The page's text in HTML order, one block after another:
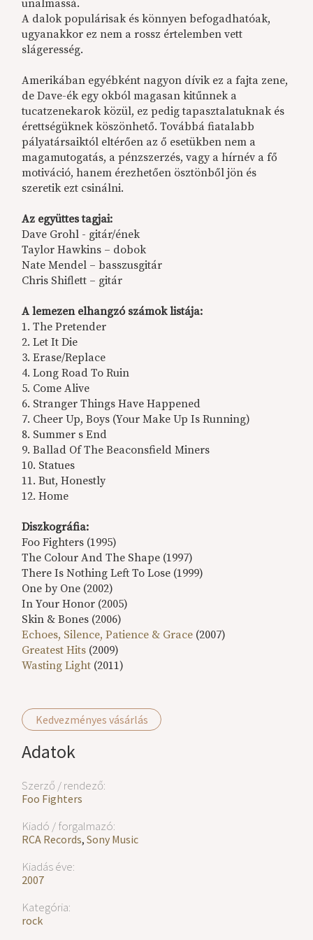
Kedvezményes vásárlás
Adatok
Szerző / rendező:
Foo Fighters
Kiadó / forgalmazó:
RCA Records,Sony Music
Kiadás éve:
2007
Kategória:
rock
unalmassá.
A dalok populárisak és könnyen befogadhatóak,
ugyanakkor ez nem a rossz értelemben vett
slágeresség.
Amerikában egyébként nagyon dívik ez a fajta zene,
de Dave-ék egy okból magasan kitűnnek a
tucatzenekarok közül, ez pedig tapasztalatuknak és
érettségüknek köszönhető. Továbbá fiatalabb
pályatársaiktól eltérően az ő esetükben nem a
magamutogatás, a pénzszerzés, vagy a hírnév a fő
motiváció, hanem érezhetően ösztönből jön és
szeretik ezt csinálni.
Az együttes tagjai:
Dave Grohl - gitár/ének
Taylor Hawkins – dobok
Nate Mendel – basszusgitár
Chris Shiflett – gitár
A lemezen elhangzó számok listája:
1. The Pretender
2. Let It Die
3. Erase/Replace
4. Long Road To Ruin
5. Come Alive
6. Stranger Things Have Happened
7. Cheer Up, Boys (Your Make Up Is Running)
8. Summer s End
9. Ballad Of The Beaconsfield Miners
10. Statues
11. But, Honestly
12. Home
Diszkográfia:
Foo Fighters (1995)
The Colour And The Shape (1997)
There Is Nothing Left To Lose (1999)
One by One (2002)
In Your Honor (2005)
Skin & Bones (2006)
Echoes, Silence, Patience & Grace (2007)
Greatest Hits (2009)
Wasting Light (2011)